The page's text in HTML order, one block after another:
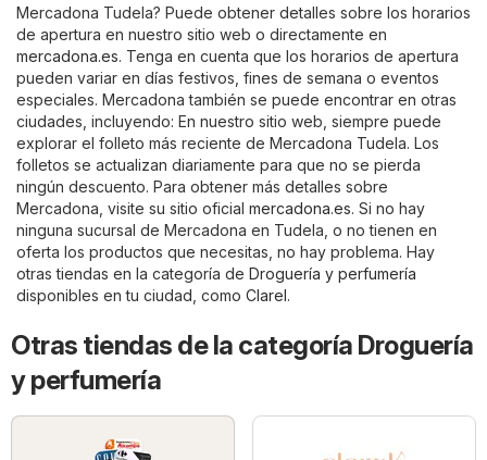
Mercadona Tudela? Puede obtener detalles sobre los horarios
de apertura en nuestro sitio web o directamente en
mercadona.es. Tenga en cuenta que los horarios de apertura
pueden variar en días festivos, fines de semana o eventos
especiales. Mercadona también se puede encontrar en otras
ciudades, incluyendo: En nuestro sitio web, siempre puede
explorar el folleto más reciente de Mercadona Tudela. Los
folletos se actualizan diariamente para que no se pierda
ningún descuento. Para obtener más detalles sobre
Mercadona, visite su sitio oficial mercadona.es. Si no hay
ninguna sucursal de Mercadona en Tudela, o no tienen en
oferta los productos que necesitas, no hay problema. Hay
otras tiendas en la categoría de Droguería y perfumería
disponibles en tu ciudad, como Clarel.
Otras tiendas de la categoría Droguería
y perfumería